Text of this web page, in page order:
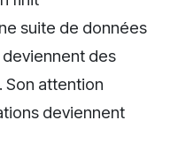
suite de données
des
attention
deviennent